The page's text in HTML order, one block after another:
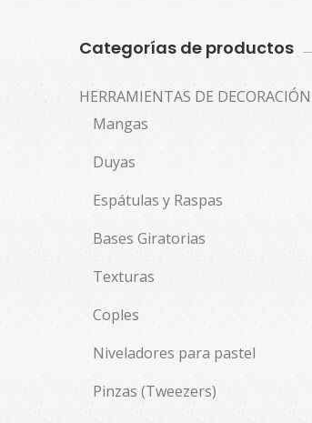
Categorías de productos
HERRAMIENTAS DE DECORACIÓN
Mangas
Duyas
Espátulas y Raspas
Bases Giratorias
Texturas
Coples
Niveladores para pastel
Pinzas (Tweezers)